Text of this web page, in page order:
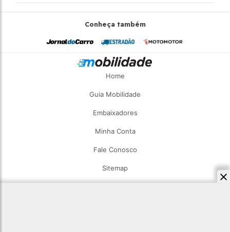
Conheça também
Home
Guia Mobilidade
Embaixadores
Minha Conta
Fale Conosco
Sitemap